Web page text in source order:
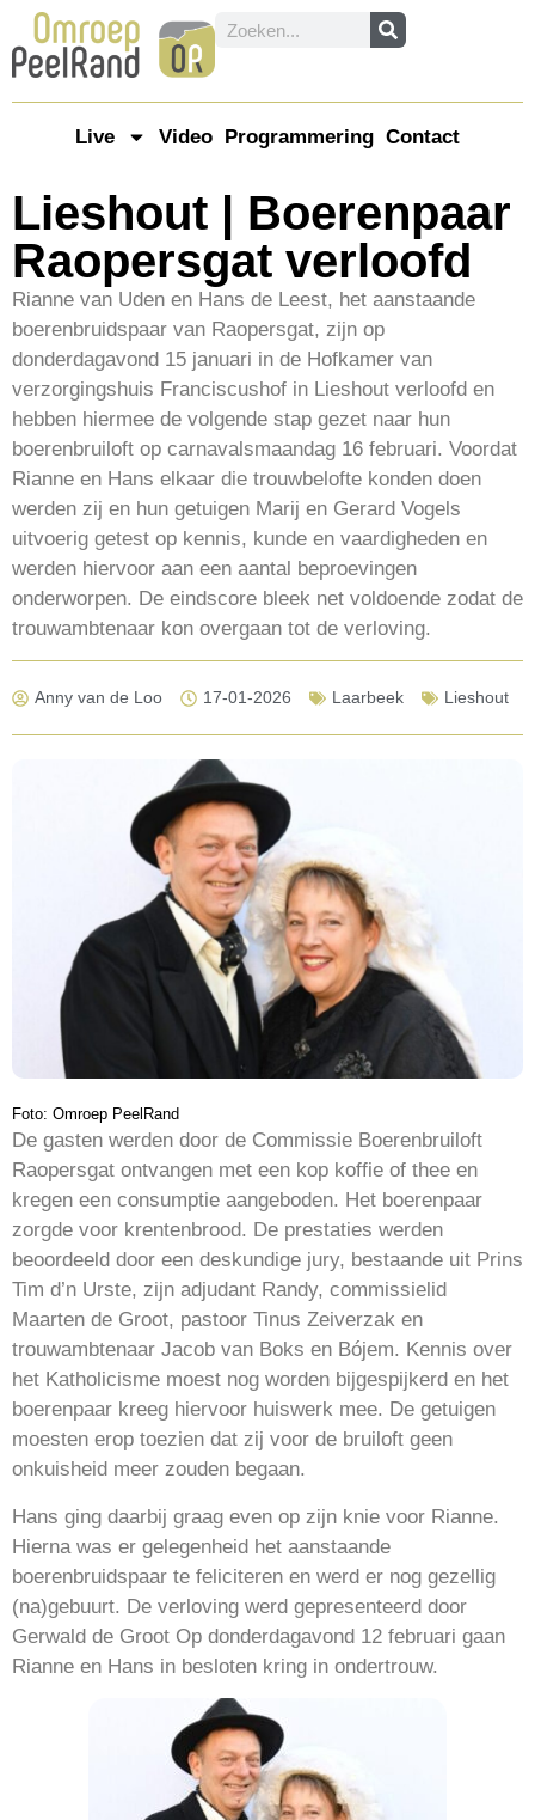
Live Video Programmering Contact
Lieshout | Boerenpaar
Raopersgat verloofd
Rianne van Uden en Hans de Leest, het aanstaande
boerenbruidspaar van Raopersgat, zijn op
donderdagavond 15 januari in de Hofkamer van
verzorgingshuis Franciscushof in Lieshout verloofd en
hebben hiermee de volgende stap gezet naar hun
boerenbruiloft op carnavalsmaandag 16 februari. Voordat
Rianne en Hans elkaar die trouwbelofte konden doen
werden zij en hun getuigen Marij en Gerard Vogels
uitvoerig getest op kennis, kunde en vaardigheden en
werden hiervoor aan een aantal beproevingen
onderworpen. De eindscore bleek net voldoende zodat de
trouwambtenaar kon overgaan tot de verloving.
Anny van de Loo 17-01-2026 Laarbeek Lieshout
Foto: Omroep PeelRand
De gasten werden door de Commissie Boerenbruiloft
Raopersgat ontvangen met een kop koffie of thee en
kregen een consumptie aangeboden. Het boerenpaar
zorgde voor krentenbrood. De prestaties werden
beoordeeld door een deskundige jury, bestaande uit Prins
Tim d’n Urste, zijn adjudant Randy, commissielid
Maarten de Groot, pastoor Tinus Zeiverzak en
trouwambtenaar Jacob van Boks en Bójem. Kennis over
het Katholicisme moest nog worden bijgespijkerd en het
boerenpaar kreeg hiervoor huiswerk mee. De getuigen
moesten erop toezien dat zij voor de bruiloft geen
onkuisheid meer zouden begaan.
Hans ging daarbij graag even op zijn knie voor Rianne.
Hierna was er gelegenheid het aanstaande
boerenbruidspaar te feliciteren en werd er nog gezellig
(na)gebuurt. De verloving werd gepresenteerd door
Gerwald de Groot Op donderdagavond 12 februari gaan
Rianne en Hans in besloten kring in ondertrouw.